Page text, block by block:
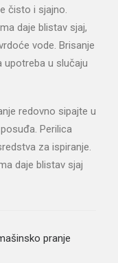
čisto i sjajno.
daje blistav sjaj,
vode. Brisanje
upotreba u slučaju
redovno sipajte u
Perilica
za ispiranje.
daje blistav sjaj
pranje